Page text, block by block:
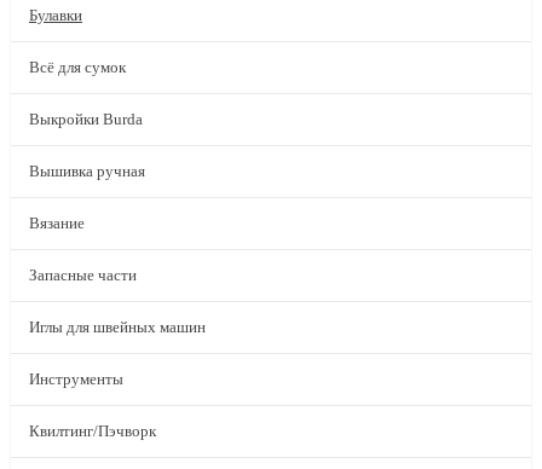
Булавки
Всё для сумок
Выкройки Burda
Вышивка ручная
Вязание
Запасные части
Иглы для швейных машин
Инструменты
Квилтинг/Пэчворк